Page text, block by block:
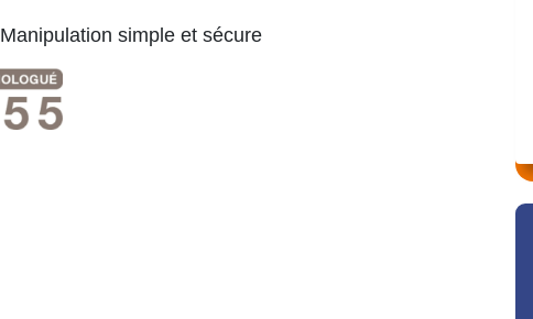
Manipulation simple et sécure